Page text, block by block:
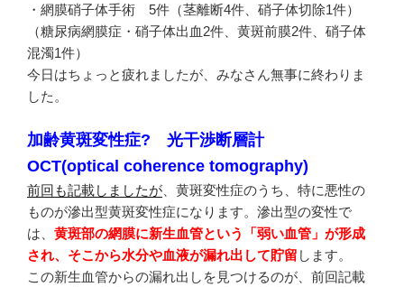
・網膜硝子体手術 5件（茎離断4件、硝子体切除1件）
（糖尿病網膜症・硝子体出血2件、黄斑前膜2件、硝子体
混濁1件）
今日はちょっと疲れましたが、みなさん無事に終わりま
した。
加齢黄斑変性症? 光干渉断層計
OCT(optical coherence tomography)
前回も記載しましたが 、黄斑変性症のうち、特に悪性の
ものが滲出型黄斑変性症になります。滲出型の変性で
は、 黄斑部の網膜に新生血管という「弱い血管」が形成
され、そこから水分や血液が漏れ出して貯留 します。
この新生血管からの漏れ出しを見つけるのが、前回記載